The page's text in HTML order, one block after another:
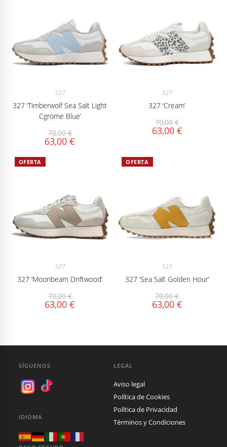
327
327 ‘Timberwolf Sea Salt Light
Cgrome Blue’
70,00€
63,00€
327
327 ‘Cream’
70,00€
63,00 €
OFERTA
327
327 ‘Moonbeam Driftwood’
70,00€
63,00€
OFERTA
327
327 ‘Sea Salt Golden Hour’
70,00€
63,00 €
SÍGUENOS
IDIOMA
LEGAL
Aviso legal
Política de Cookies
Política de Privacidad
Términos y Condiciones